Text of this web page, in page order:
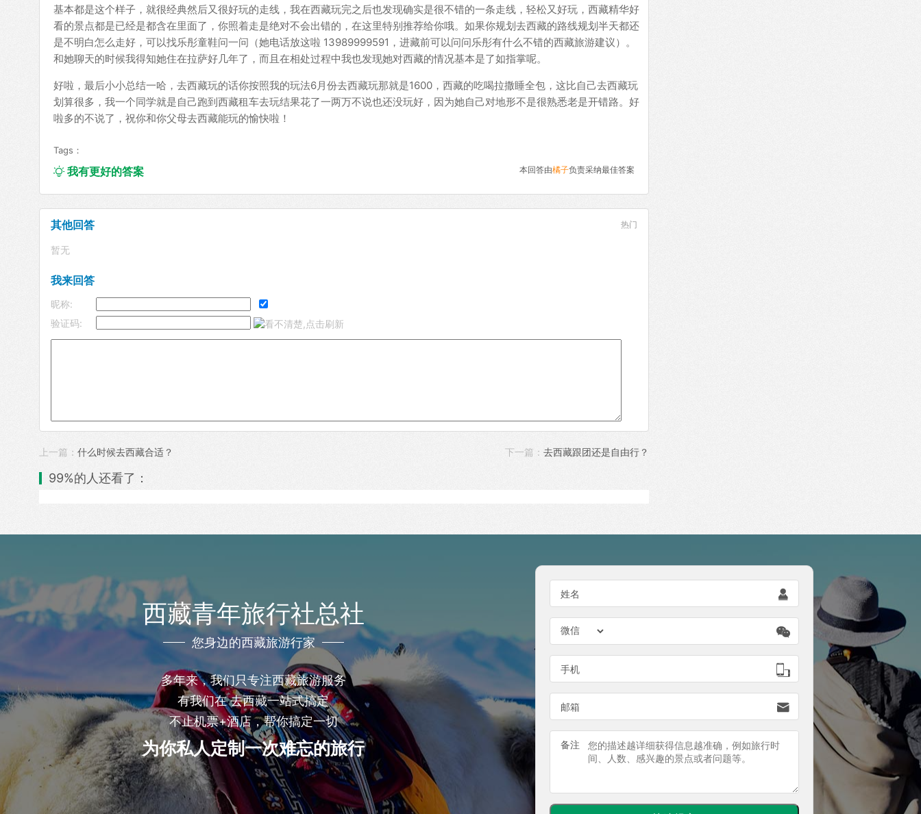
基本都是这个样子，就很经典然后又很好玩的走线，我在西藏玩完之后也发现确实是很不错的一条走线，轻松又好玩，西藏精华好
看的景点都是已经是都含在里面了，你照着走是绝对不会出错的，在这里特别推荐给你哦。如果你规划去西藏的路线规划半天都还
是不明白怎么走好，可以找乐彤童鞋问一问（她电话放这啦 13989999591，进藏前可以问问乐彤有什么不错的西藏旅游建议）。
和她聊天的时候我得知她住在拉萨好几年了，而且在相处过程中我也发现她对西藏的情况基本是了如指掌呢。
好啦，最后小小总结一哈，去西藏玩的话你按照我的玩法6月份去西藏玩那就是1600，西藏的吃喝拉撒睡全包，这比自己去西藏玩
划算很多，我一个同学就是自己跑到西藏租车去玩结果花了一两万不说也还没玩好，因为她自己对地形不是很熟悉老是开错路。好
啦多的不说了，祝你和你父母去西藏能玩的愉快啦！
Tags：
我有更好的答案 本回答由橘子负责采纳最佳答案
其他回答 热门
暂无
我来回答
昵称:
验证码:
上一篇： 什么时候去西藏合适？ 下一篇： 去西藏跟团还是自由行？
99%的人还看了：
西藏青年旅行社总社
您身边的西藏旅游行家
多年来，我们只专注西藏旅游服务
有我们在 去西藏一站式搞定
不止机票+酒店，帮你搞定一切
为你私人定制一次难忘的旅行
姓名 

手机 
邮箱 
备注